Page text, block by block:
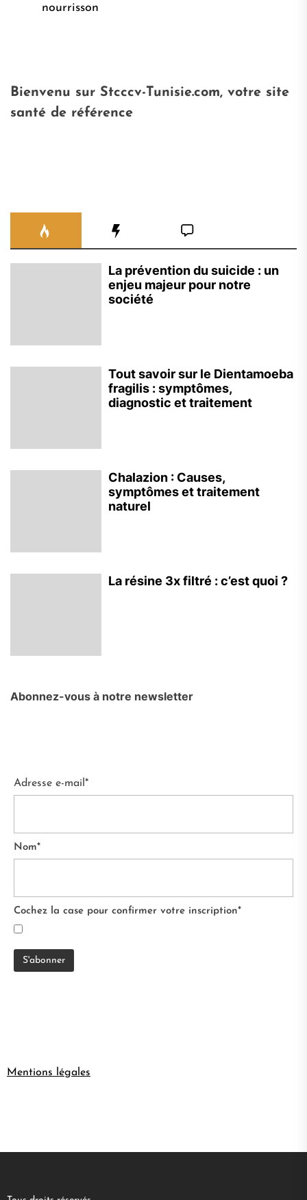
nourrisson
Bienvenu sur Stcccv-Tunisie.com, votre site
santé de référence
La prévention du suicide : un
enjeu majeur pour notre
société
Tout savoir sur le Dientamoeba
fragilis : symptômes,
diagnostic et traitement
Chalazion : Causes,
symptômes et traitement
naturel
La résine 3x filtré : c’est quoi ?
Abonnez-vous à notre newsletter
Adresse e-mail*
Nom*
Cochez la case pour confirmer votre inscription*
Mentions légales